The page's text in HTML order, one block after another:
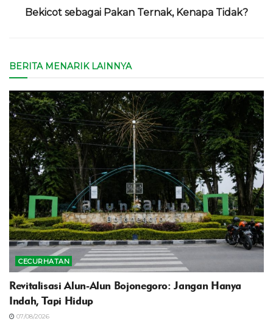
Bekicot sebagai Pakan Ternak, Kenapa Tidak?
BERITA MENARIK LAINNYA
CECURHATAN
Revitalisasi Alun-Alun Bojonegoro: Jangan Hanya
Indah, Tapi Hidup
07/08/2026